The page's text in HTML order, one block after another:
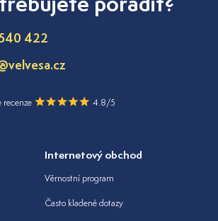
422
recenze 4.8/5
Internetový obchod
Věrnostní program
Často kladené dotazy